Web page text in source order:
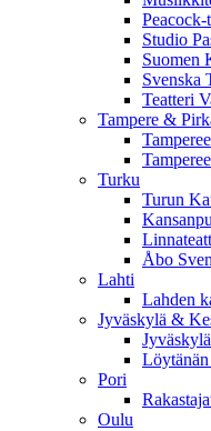
Peacock-
Studio
Suomen
Svenska
Teatteri
Tampere &
Turku
Turun
Åbo
Lahti
Lahden
Jyväskylä &
Löytänän
Pori
Oulu